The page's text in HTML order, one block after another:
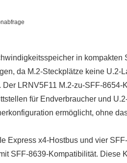
in kompakten
da M.2-Steckplätze keine U.2-
Der LRNV5F11 M.2-zu-SFF-
für Endverbraucher und
ermöglicht, ohne
Express x4-Hostbus und vier
SFF-8639-Kompatibilität. Diese